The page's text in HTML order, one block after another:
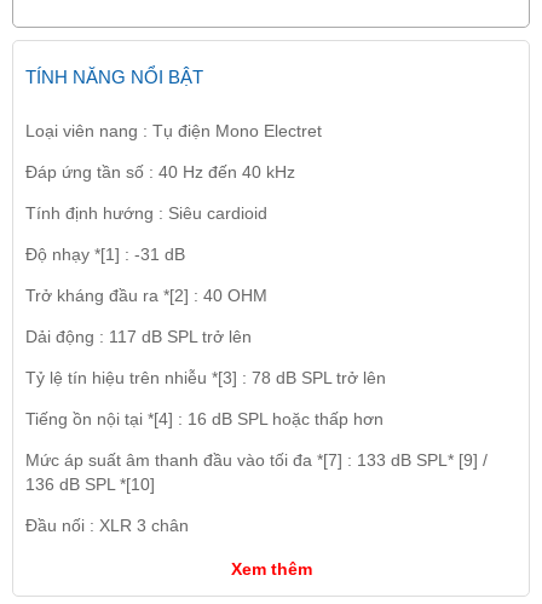
TÍNH NĂNG NỔI BẬT
Loại viên nang : Tụ điện Mono Electret
Đáp ứng tần số : 40 Hz đến 40 kHz
Tính định hướng : Siêu cardioid
Độ nhạy *[1] : -31 dB
Trở kháng đầu ra *[2] : 40 OHM
Dải động : 117 dB SPL trở lên
Tỷ lệ tín hiệu trên nhiễu *[3] : 78 dB SPL trở lên
Tiếng ồn nội tại *[4] : 16 dB SPL hoặc thấp hơn
Mức áp suất âm thanh đầu vào tối đa *[7] : 133 dB SPL* [9] /
136 dB SPL *[10]
Đầu nối : XLR 3 chân
Xem thêm